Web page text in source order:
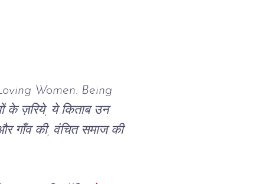
Women: Being
के ज़रिये, ये किताब उन
गाँव की, वंचित समाज की